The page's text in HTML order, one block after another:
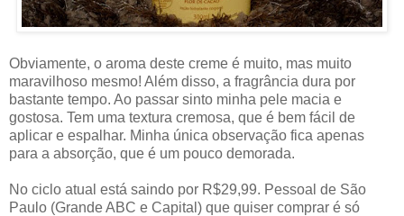
Obviamente, o aroma deste creme é muito, mas muito
maravilhoso mesmo! Além disso, a fragrância dura por
bastante tempo. Ao passar sinto minha pele macia e
gostosa. Tem uma textura cremosa, que é bem fácil de
aplicar e espalhar. Minha única observação fica apenas
para a absorção, que é um pouco demorada.
No ciclo atual está saindo por R$29,99. Pessoal de São
Paulo (Grande ABC e Capital) que quiser comprar é só